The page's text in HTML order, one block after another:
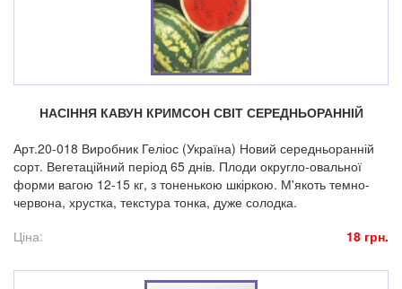
НАСІННЯ КАВУН КРИМСОН СВІТ СЕРЕДНЬОРАННІЙ
Арт.20-018 Виробник Геліос (Україна) Новий середньоранній
сорт. Вегетаційний період 65 днів. Плоди округло-овальної
форми вагою 12-15 кг, з тоненькою шкіркою. М'якоть темно-
червона, хрустка, текстура тонка, дуже солодка.
Ціна:
18 грн.